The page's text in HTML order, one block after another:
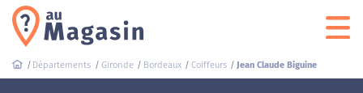
Départements Gironde Bordeaux Coiffeurs Jean Claude Biguine